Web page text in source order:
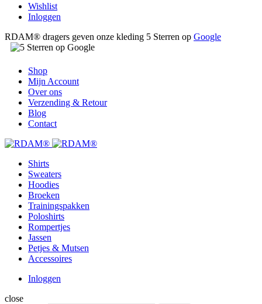
Wishlist
Inloggen
RDAM® dragers geven onze kleding 5 Sterren op Google
Shop
Mijn Account
Over ons
Verzending & Retour
Blog
Contact
Shirts
Sweaters
Hoodies
Broeken
Trainingspakken
Poloshirts
Rompertjes
Jassen
Petjes & Mutsen
Accessoires
Inloggen
close